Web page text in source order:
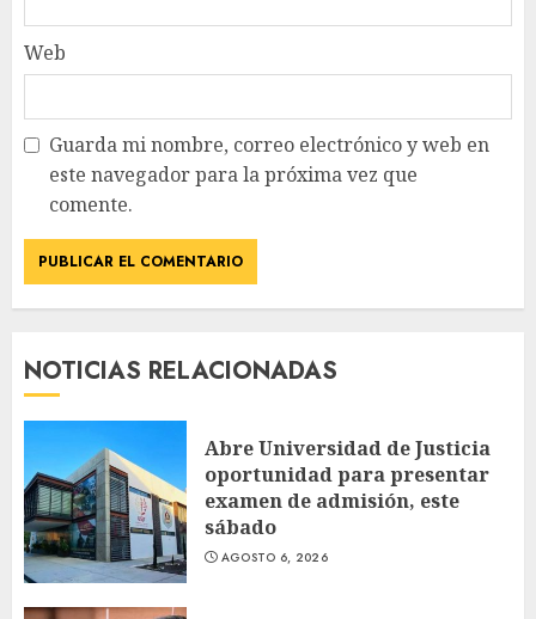
Web
Guarda mi nombre, correo electrónico y web en
este navegador para la próxima vez que
comente.
NOTICIAS RELACIONADAS
Abre Universidad de Justicia
oportunidad para presentar
examen de admisión, este
sábado
AGOSTO 6, 2026